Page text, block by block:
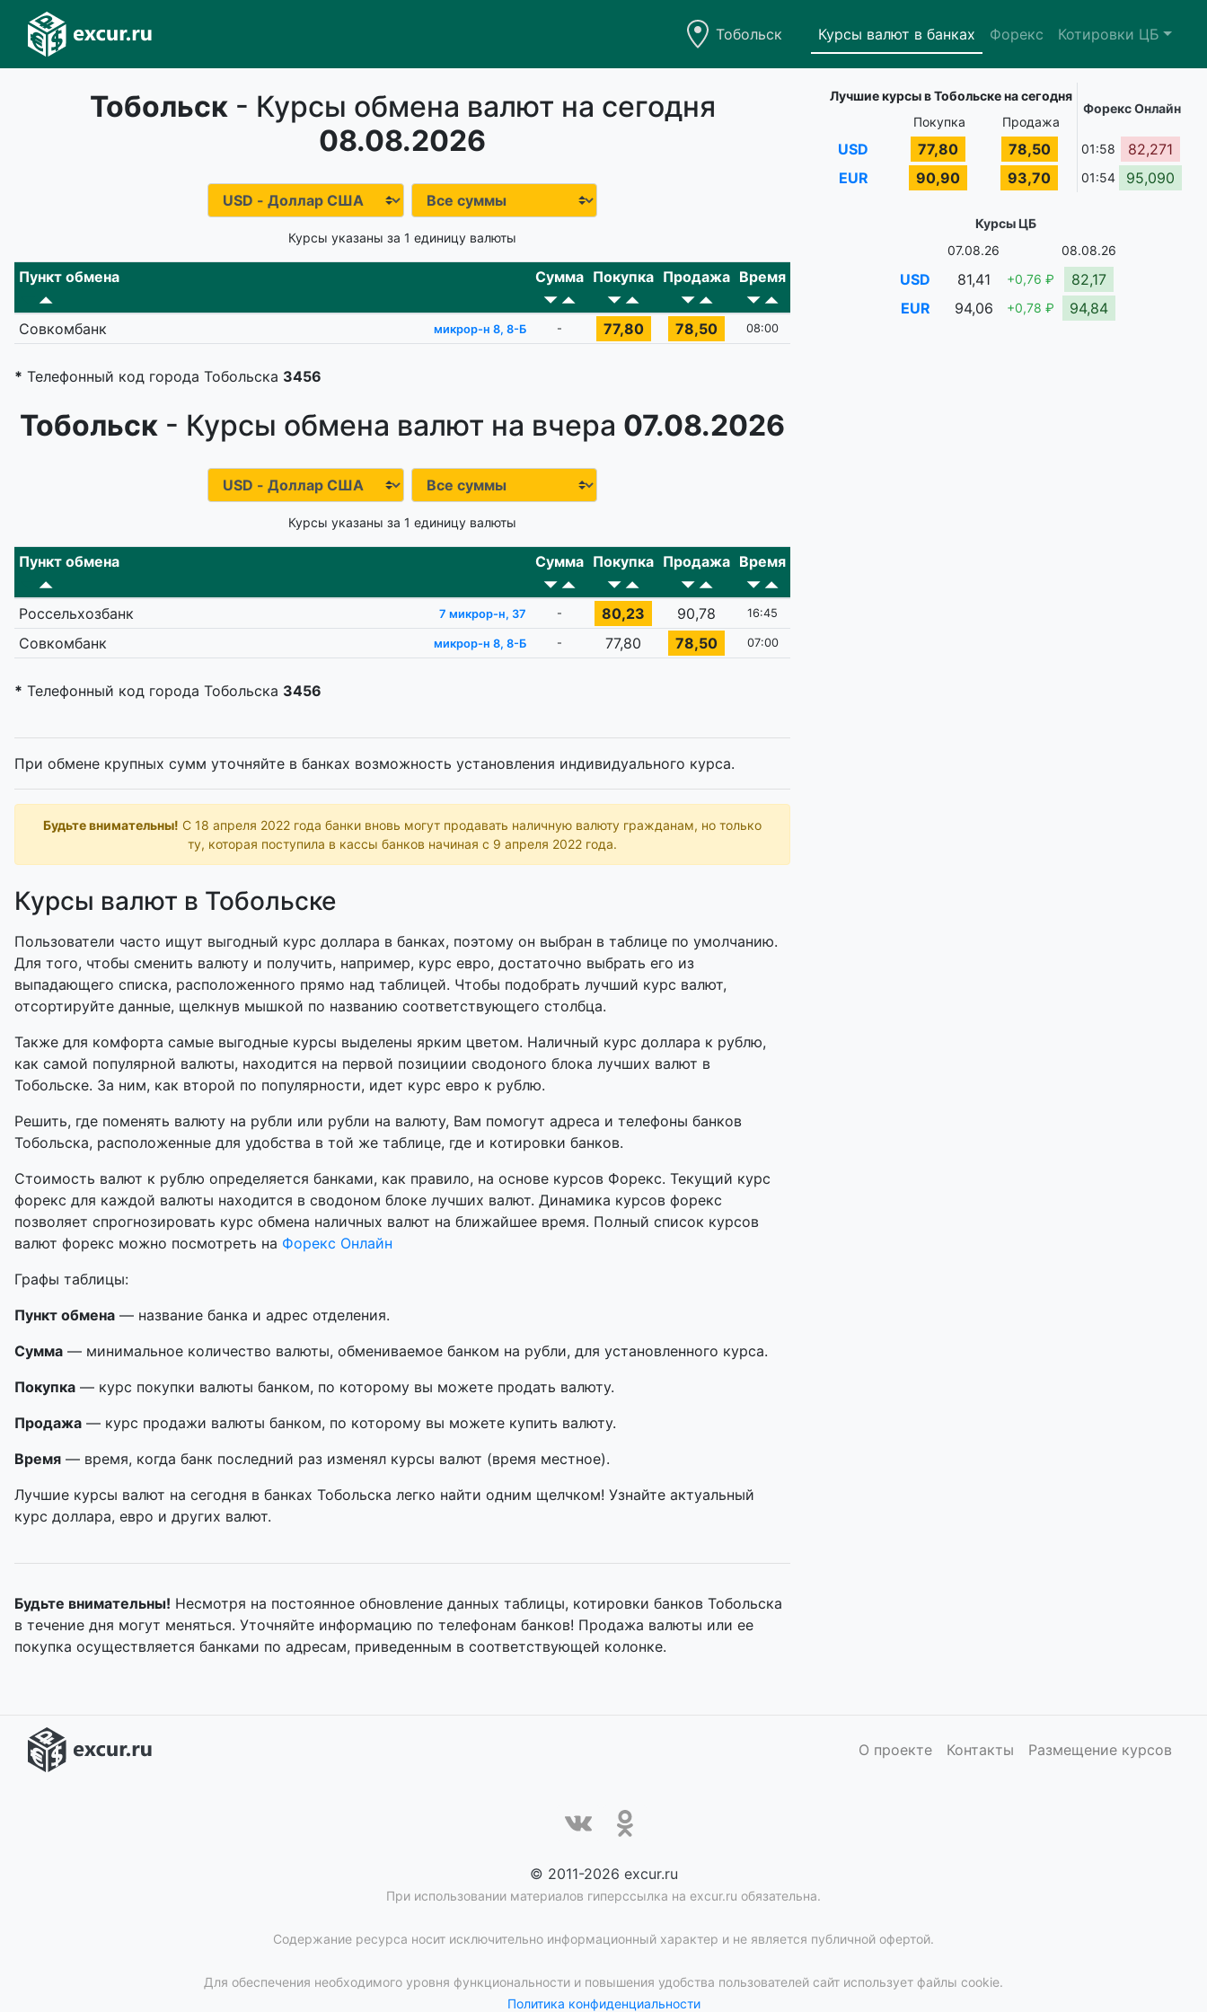
Тобольск Курсы валют в банках Форекс Котировки ЦБ
Тобольск- Курсы обмена валют на сегодня
08.08.2026
Курсы указаны за 1 единицу валюты
Пункт обмена Сумма Покупка Продажа Время
Совкомбанк микрор-н 8, 8-Б - 77,80 78,50 08:00
* Телефонный код города Тобольска 3456
Тобольск - Курсы обмена валют на вчера 07.08.2026
Курсы указаны за 1 единицу валюты
Пункт обмена Сумма Покупка Продажа Время
Россельхозбанк 7 микрор-н, 37 - 80,23 90,78 16:45
Совкомбанк микрор-н 8, 8-Б - 77,80 78,50 07:00
* Телефонный код города Тобольска 3456
При обмене крупных сумм уточняйте в банках возможность установления индивидуального курса.
Будьте внимательны! С 18 апреля 2022 года банки вновь могут продавать наличную валюту гражданам, но только
ту, которая поступила в кассы банков начиная с 9 апреля 2022 года.
Курсы валют в Тобольске
Пользователи часто ищут выгодный курс доллара в банках, поэтому он выбран в таблице по умолчанию.
Для того, чтобы сменить валюту и получить, например, курс евро, достаточно выбрать его из
выпадающего списка, расположенного прямо над таблицей. Чтобы подобрать лучший курс валют,
отсортируйте данные, щелкнув мышкой по названию соответствующего столбца.
Также для комфорта самые выгодные курсы выделены ярким цветом. Наличный курс доллара к рублю,
как самой популярной валюты, находится на первой позициии сводоного блока лучших валют в
Тобольске. За ним, как второй по популярности, идет курс евро к рублю.
Решить, где поменять валюту на рубли или рубли на валюту, Вам помогут адреса и телефоны банков
Тобольска, расположенные для удобства в той же таблице, где и котировки банков.
Стоимость валют к рублю определяется банками, как правило, на основе курсов Форекс. Текущий курс
форекс для каждой валюты находится в сводоном блоке лучших валют. Динамика курсов форекс
позволяет спрогнозировать курс обмена наличных валют на ближайшее время. Полный список курсов
валют форекс можно посмотреть на Форекс Онлайн
Графы таблицы:
Пункт обмена — название банка и адрес отделения.
Сумма — минимальное количество валюты, обмениваемое банком на рубли, для установленного курса.
Покупка — курс покупки валюты банком, по которому вы можете продать валюту.
Продажа — курс продажи валюты банком, по которому вы можете купить валюту.
Время — время, когда банк последний раз изменял курсы валют (время местное).
Лучшие курсы валют на сегодня в банках Тобольска легко найти одним щелчком! Узнайте актуальный
курс доллара, евро и других валют.
Будьте внимательны! Несмотря на постоянное обновление данных таблицы, котировки банков Тобольска
в течение дня могут меняться. Уточняйте информацию по телефонам банков! Продажа валюты или ее
покупка осуществляется банками по адресам, приведенным в соответствующей колонке.
Лучшие курсы в Тобольске на сегодня
Форекс Онлайн
Покупка
Продажа
USD 77,80 78,50 01:58
82,271
EUR
90,90 93,70 01:54 95,090
Курсы ЦБ
07.08.26
08.08.26
USD 81,41 +0,76 ₽
82,17
EUR
94,06 +0,78 ₽ 94,84
О проекте Контакты Размещение курсов
© 2011-2026 excur.ru
При использовании материалов гиперссылка на excur.ru обязательна.
Содержание ресурса носит исключительно информационный характер и не является публичной офертой.
Для обеспечения необходимого уровня функциональности и повышения удобства пользователей сайт использует файлы cookie.
Политика конфиденциальности